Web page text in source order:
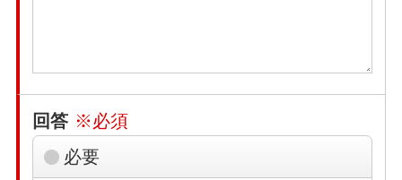
回答 ※必須
必要